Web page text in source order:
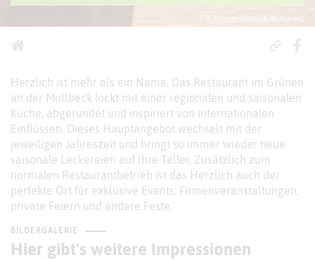
© A. Schmitz (Herzlich Restaurant)
Herzlich ist mehr als ein Name. Das Restaurant im Grünen
an der Mollbeck lockt mit einer regionalen und saisonalen
Küche, abgerundet und inspiriert von internationalen
Einflüssen. Dieses Hauptangebot wechselt mit der
jeweiligen Jahreszeit und bringt so immer wieder neue
saisonale Leckereien auf Ihre Teller. Zusätzlich zum
normalen Restaurantbetrieb ist das Herzlich auch der
perfekte Ort für exklusive Events: Firmenveranstaltungen,
private Feiern und andere Feste.
BILDERGALERIE
Hier gibt's weitere Impressionen